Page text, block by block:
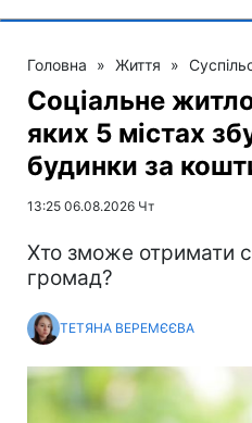
Головна » Життя »
Соціальне
яких 5 містах
будинки за
13:25 06.08.2026 Чт
Хто зможе отримати
громад?
ТЕТЯНА ВЕРЕМЄЄВА